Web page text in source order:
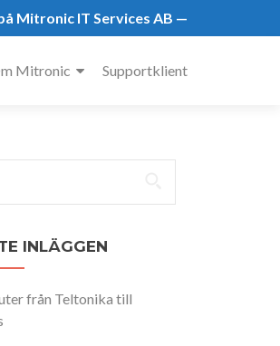
Mitronic IT Services AB —
Mitronic Supportklient
INLÄGGEN
från Teltonika till